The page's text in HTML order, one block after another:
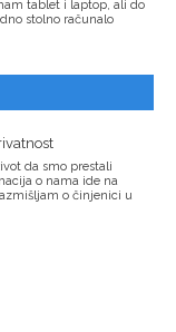
tablet i laptop, ali do
stolno računalo
da smo prestali
o nama ide na
o činjenici u